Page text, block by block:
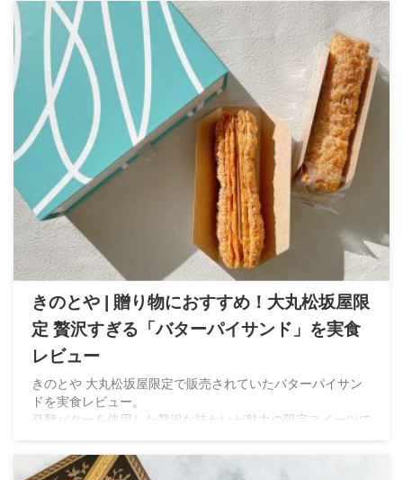
きのとや | 贈り物におすすめ！大丸松坂屋限
定 贅沢すぎる「バターパイサンド」を実食
レビュー
きのとや 大丸松坂屋限定で販売されていたバターパイサン
ドを実食レビュー。
発酵バターを使用した贅沢な味わいが魅力の限定スイーツで
ます。